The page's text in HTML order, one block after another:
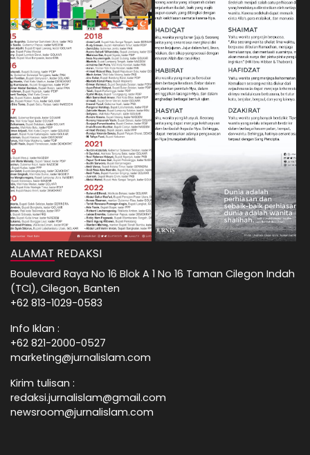
ALAMAT REDAKSI
Boulevard Raya No 16 Blok A 1 No 16 Taman Cilegon Indah
(TCI), Cilegon, Banten
+62 813-1029-0583
Info Iklan :
+62 821-2000-0527
marketing@jurnalislam.com
Kirim tulisan :
redaksi.jurnalislam@gmail.com
newsroom@jurnalislam.com